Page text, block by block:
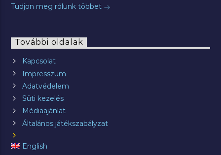
Tudjon meg rólunk többet
További oldalak
Kapcsolat
Impresszum
Adatvédelem
Süti kezelés
Médiaajánlat
Általános játékszabályzat
English